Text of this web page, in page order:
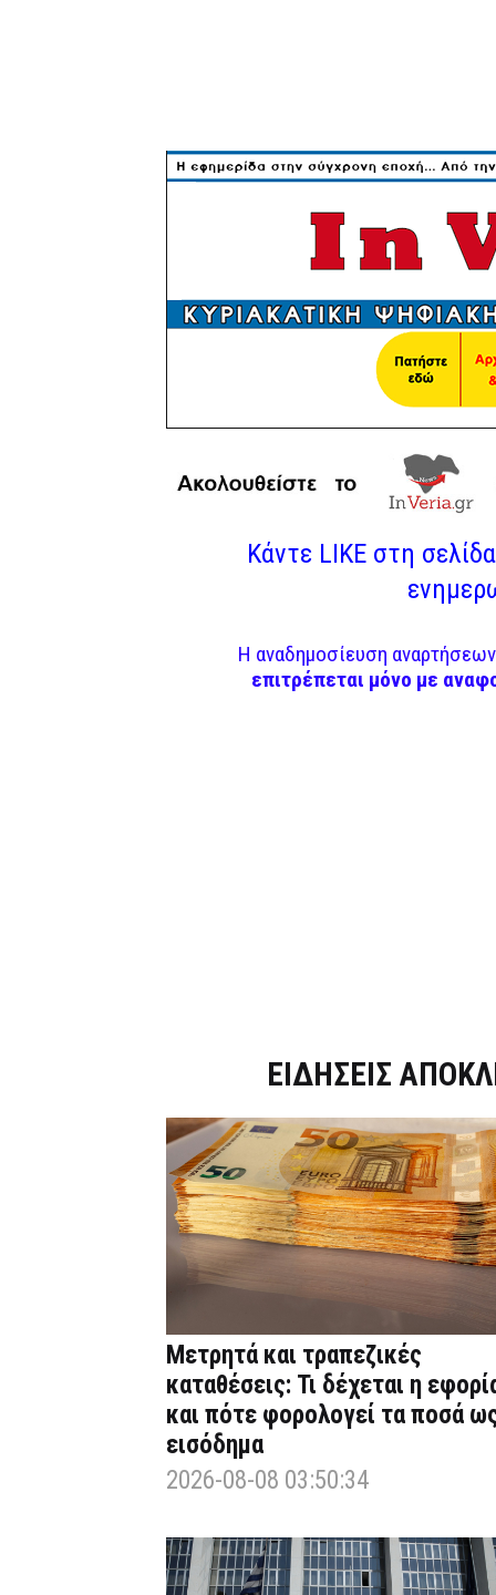
Κάντε LIKE στη
Η αναδημοσίευση
επιτρέπεται μόνο με
ΕΙΔΗΣΕΙΣ
Μετρητά και τραπεζικές
καταθέσεις: Τι δέχεται η
και πότε φορολογεί τα ποσά
εισόδημα
2026-08-08 03:50:34